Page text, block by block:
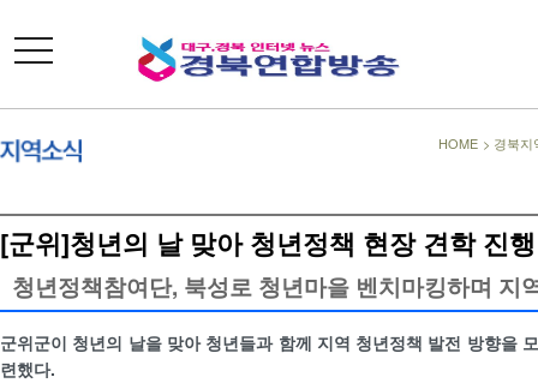
toggle
navigation
HOME > 경북지
[군위]청년의 날 맞아 청년정책 현장 견학 진행
청년정책참여단, 북성로 청년마을 벤치마킹하며 지
군위군이 청년의 날을 맞아 청년들과 함께 지역 청년정책 발전 방향을
련했다.